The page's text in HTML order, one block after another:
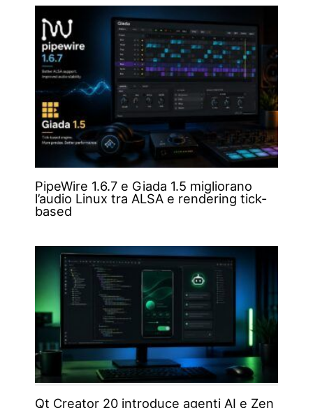
PipeWire 1.6.7 e Giada 1.5 migliorano
l’audio Linux tra ALSA e rendering tick-
based
Qt Creator 20 introduce agenti AI e Zen